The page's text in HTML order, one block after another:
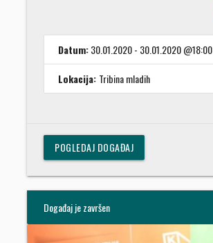
Datum:30.01.2020 - 30.01.2020 @18:00
Lokacija: Tribina mladih
POGLEDAJ DOGAĐAJ
Događaj je završen